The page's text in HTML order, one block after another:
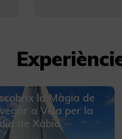
la Màgia de
a Vela per la
de Xàbia